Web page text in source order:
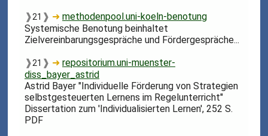
❱21 ❱ ➜methodenpool.uni-koeln-benotung
Systemische Benotung beinhaltet
Zielvereinbarungsgespräche und Fördergespräche...
❱21 ❱ ➜repositorium.uni-muenster-
diss_bayer_astrid
Astrid Bayer "Individuelle Förderung von Strategien
selbstgesteuerten Lernens im Regelunterricht"
Dissertation zum 'Individualisierten Lernen', 252 S.
PDF